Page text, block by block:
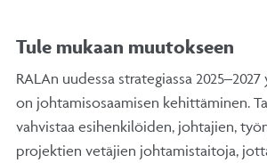
Tule mukaan muutokseen
RALAn uudessa strategiassa
on johtamisosaamisen kehittäminen.
vahvistaa esihenkilöiden, johtajien,
projektien vetäjien johtamistaitoja,